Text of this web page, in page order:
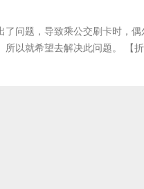
了问题，导致乘公交刷卡时，
以就希望去解决此问题。 【